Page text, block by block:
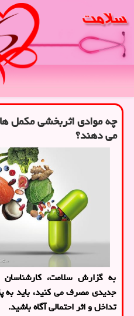
چه موادی اثربخشی مکمل
می دهند؟
به گزارش سلامت،
جدیدی مصرف می کنید، باید به
تداخل و اثر احتمالی آگاه باشید.